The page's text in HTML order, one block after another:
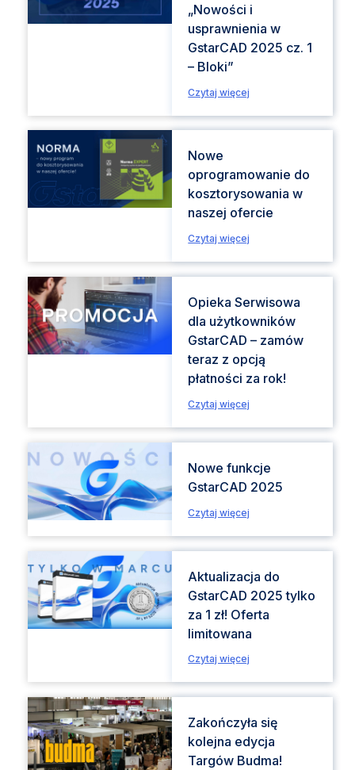
„Nowości i
usprawnienia w
GstarCAD 2025 cz. 1
– Bloki”
Czytaj więcej
Nowe
oprogramowanie do
kosztorysowania w
naszej ofercie
Czytaj więcej
Opieka Serwisowa
dla użytkowników
GstarCAD – zamów
teraz z opcją
płatności za rok!
Czytaj więcej
Nowe funkcje
GstarCAD 2025
Czytaj więcej
Aktualizacja do
GstarCAD 2025 tylko
za 1 zł! Oferta
limitowana
Czytaj więcej
Zakończyła się
kolejna edycja
Targów Budma!